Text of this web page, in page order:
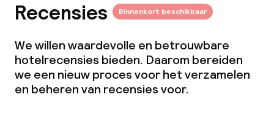
Recensies Binnenkort beschikbaar
We willen waardevolle en betrouwbare
hotelrecensies bieden. Daarom bereiden
we een nieuw proces voor het verzamelen
en beheren van recensies voor.